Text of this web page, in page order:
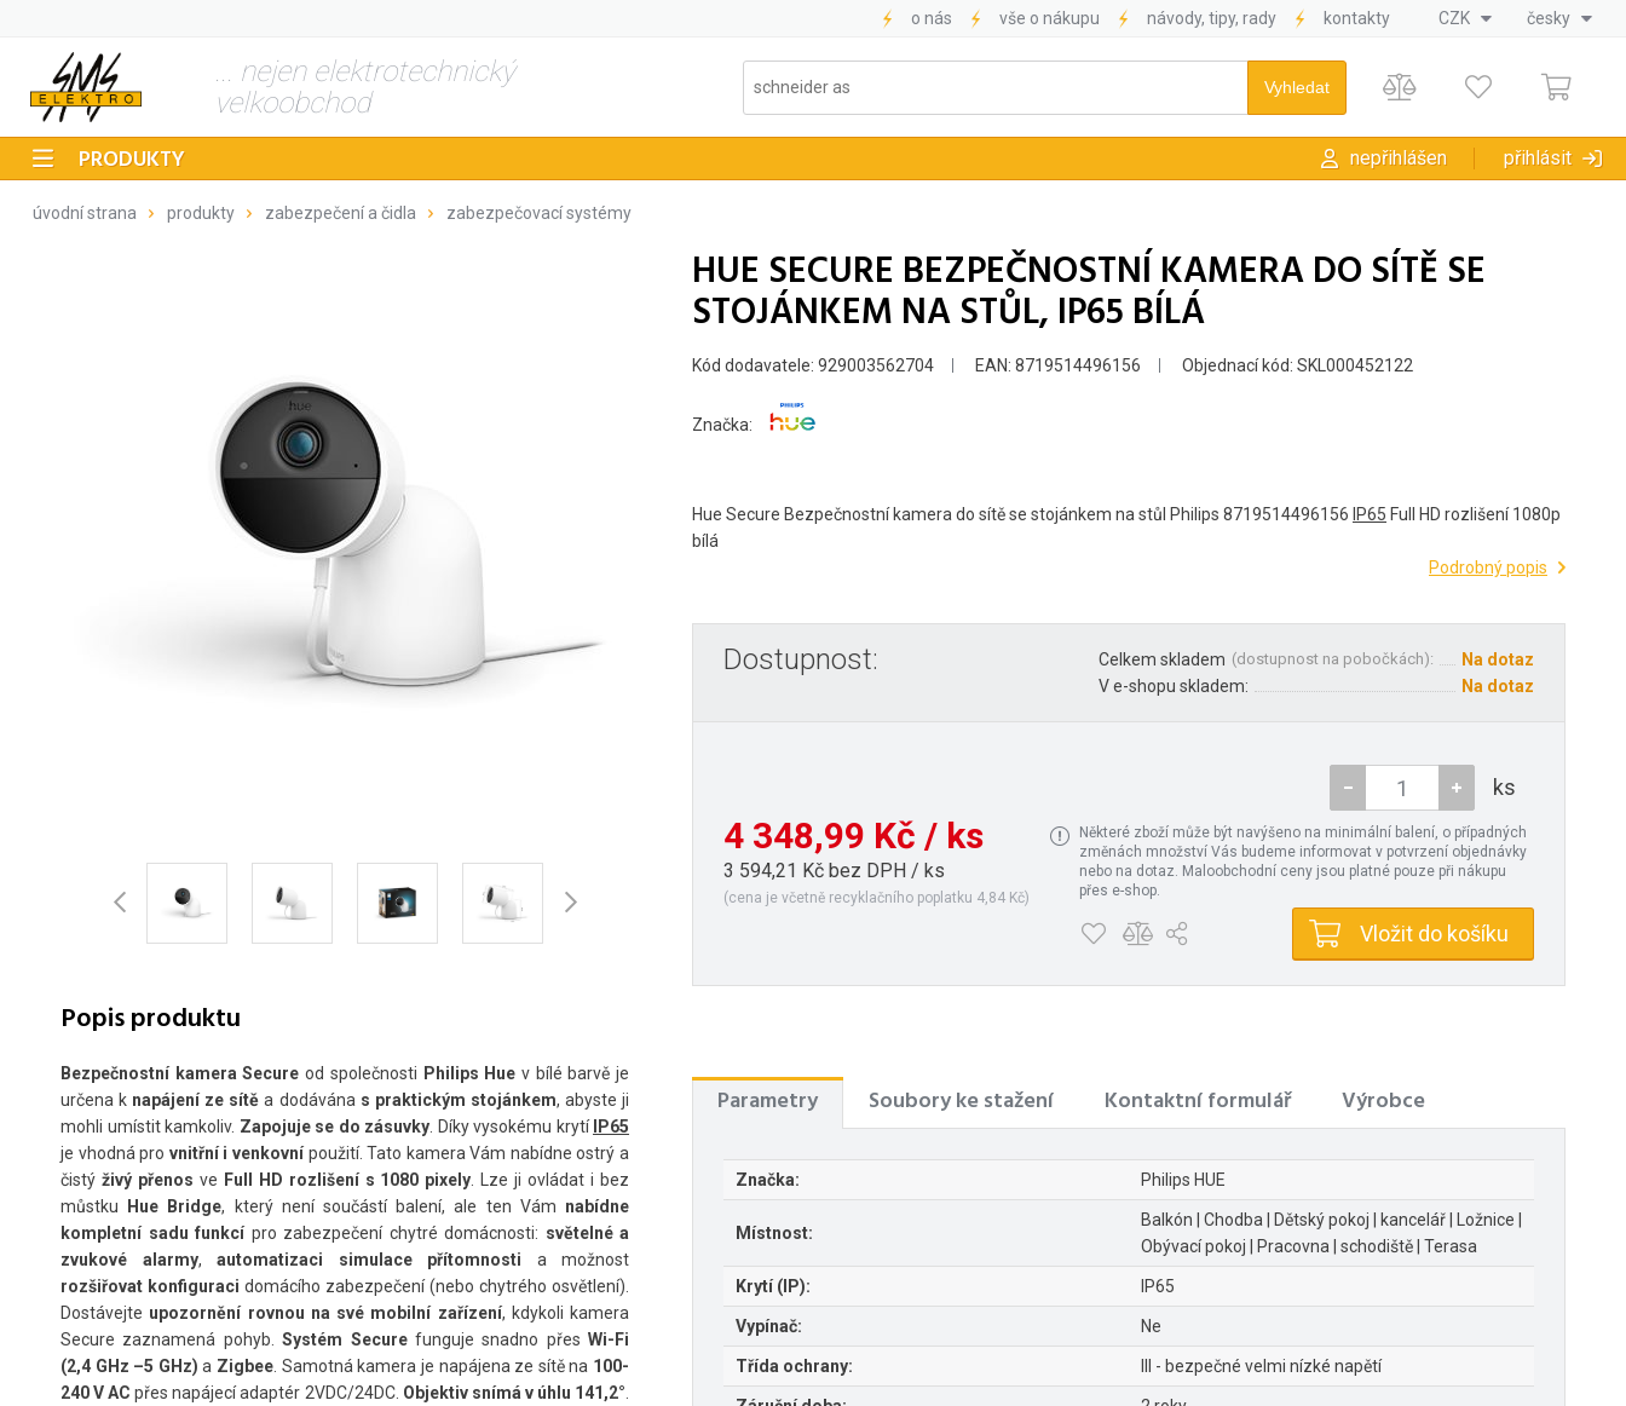
o nás vše o nákupu návody, tipy, rady kontakty CZK česky
... nejen elektrotechnický
velkoobchod
PRODUKTY nepřihlášen přihlásit
úvodní strana produkty zabezpečení a čidla zabezpečovací systémy
Popis produktu
Bezpečnostní kamera Secure od společnosti Philips Hue v bílé barvě je
určena k napájení ze sítě a dodávána s praktickým stojánkem, abyste ji
mohli umístit kamkoliv. Zapojuje se do zásuvky . Díky vysokému krytí IP65
je vhodná pro vnitřní i venkovnípoužití. Tato kamera Vám nabídne ostrý a
čistý živý přenos ve Full HD rozlišení s 1080 pixely . Lze ji ovládat i bez
můstku
Hue Bridge, který není součástí balení, ale ten Vám nabídne
kompletní sadu funkcípro zabezpečení chytré domácnosti: světelné a
zvukové alarmy, automatizaci simulace přítomnosti a možnost
rozšiřovat konfiguraci domácího zabezpečení (nebo chytrého osvětlení).
Dostávejte upozornění rovnou na své mobilní zařízení, kdykoli kamera
Secure zaznamená pohyb.
Systém Securefunguje snadno přes Wi-Fi
(2,4 GHz –5 GHz) a Zigbee . Samotná kamera je napájena ze sítě na 100-
240 V ACpřes napájecí adaptér 2VDC/24DC. Objektiv snímá v úhlu 141,2°
HUE SECURE BEZPEČNOSTNÍ KAMERA DO SÍTĚ SE
STOJÁNKEM NA STŮL, IP65 BÍLÁ
Kód dodavatele: 929003562704 EAN: 8719514496156 Objednací kód: SKL000452122
Značka:
Hue Secure Bezpečnostní kamera do sítě se stojánkem na stůl Philips 8719514496156 IP65 Full HD rozlišení 1080p
bílá
Podrobný popis
Dostupnost: Celkem skladem (dostupnost na pobočkách):
Na dotaz
V e-shopu skladem:
Na dotaz
4 348,99 Kč / ks
3 594,21 Kč bez DPH / ks
(cena je včetně recyklačního poplatku 4,84 Kč)
ks
Některé zboží může být navýšeno na minimální balení, o případných
změnách množství Vás budeme informovat v potvrzení objednávky
nebo na dotaz. Maloobchodní ceny jsou platné pouze při nákupu
přes e-shop.
Vložit do košíku
Parametry Soubory ke stažení Kontaktní formulář Výrobce
Značka: Philips HUE
Místnost:
Balkón | Chodba | Dětský pokoj | kancelář | Ložnice |
Obývací pokoj | Pracovna | schodiště | Terasa
Krytí (IP): IP65
Vypínač: Ne
Třída ochrany: III - bezpečné velmi nízké napětí